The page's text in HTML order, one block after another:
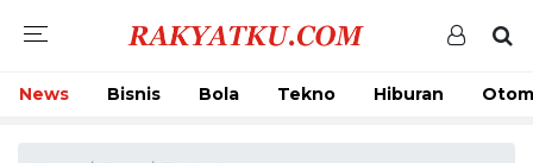
News Bisnis Bola Tekno Hiburan